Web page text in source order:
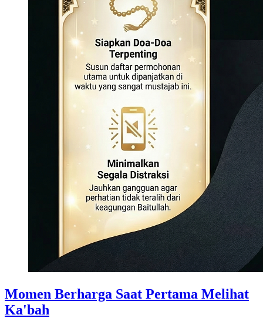
Momen Berharga Saat Pertama Melihat
Ka'bah